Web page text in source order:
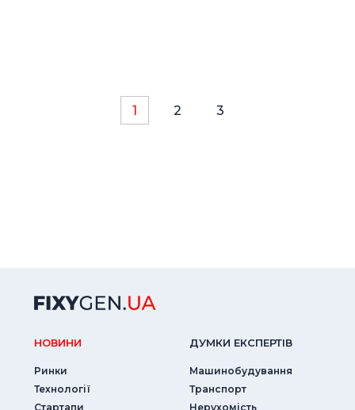
1 2 3
НОВИНИ
Ринки
Технології
Стартапи
ДУМКИ ЕКСПЕРТIВ
Машинобудування
Транспорт
Нерухомість